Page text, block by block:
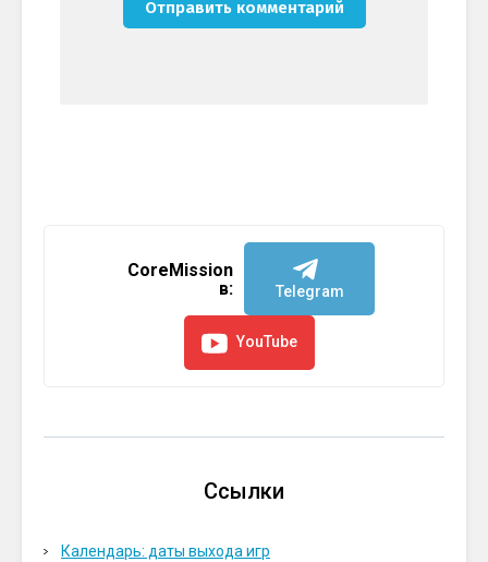
CoreMission
в:
Telegram
YouTube
Ссылки
Календарь: даты выхода игр